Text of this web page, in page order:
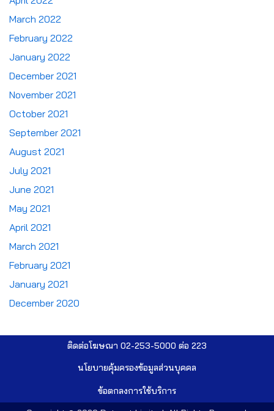
March 2022
February 2022
January 2022
December 2021
November 2021
October 2021
September 2021
August 2021
July 2021
June 2021
May 2021
April 2021
March 2021
February 2021
January 2021
December 2020
ติดต่อโฆษณา 02-253-5000​ ต่อ 223
นโยบายคุ้มครองข้อมูลส่วนบุคคล​
ข้อตกลงการใช้บริการ